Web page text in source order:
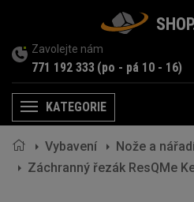
Zavolejte nám
771 192 333 (po - pá 10 - 16)
MenuKATEGORIE
Vybavení Nože a
Záchranný řezák ResQMe